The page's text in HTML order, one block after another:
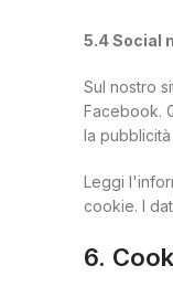
5.4 Social
Sul nostro
Facebook.
la
Leggi
cookie. I
6.